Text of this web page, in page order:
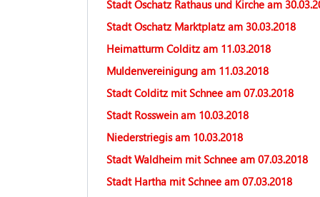
Stadt Oschatz Rathaus und Kirche am
Stadt Oschatz Marktplatz am 30.03.2018
Heimatturm Colditz am 11.03.2018
Muldenvereinigung am 11.03.2018
Stadt Colditz mit Schnee am 07.03.2018
Stadt Rosswein am 10.03.2018
Niederstriegis am 10.03.2018
Stadt Waldheim mit Schnee am 07.03.2018
Stadt Hartha mit Schnee am 07.03.2018